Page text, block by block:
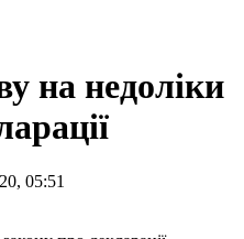
на недоліки
05:51